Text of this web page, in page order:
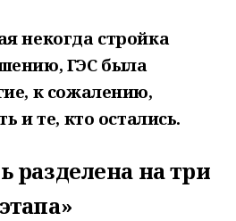
некогда стройка
ГЭС была
к сожалению,
и те, кто остались.
разделена на три
этапа»